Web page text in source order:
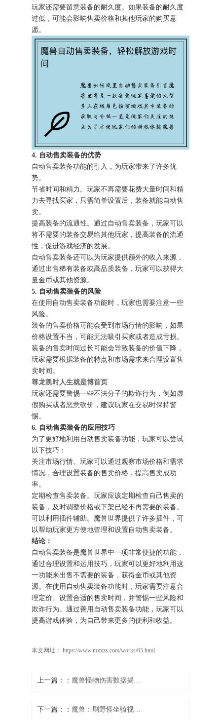
玩家还需要留意装备的耐久度。如果装备的耐久度
过低，可能会影响售卖价格和其他玩家的购买意
愿。
4. 自动售卖装备的优势
自动售卖装备功能的引入，为玩家带来了许多优
势。
节省时间和精力。玩家不再需要花费大量时间和精
力去寻找买家，只需简单设置后，装备就能自动售
卖。
提高装备的流通性。通过自动售卖装备，玩家可以
将不需要的装备交易给其他玩家，提高装备的流通
性，促进游戏经济的发展。
自动售卖装备还可以为玩家提供额外的收入来源，
通过出售稀有装备或高品质装备，玩家可以获得大
量金币或其他资源。
5. 自动售卖装备的风险
在使用自动售卖装备功能时，玩家也需要注意一些
风险。
装备的售卖价格可能会受到市场行情的影响，如果
价格设置不当，可能无法吸引买家或者造成亏损。
装备的售卖时间过长可能会导致装备的价值下降，
玩家需要根据装备的特点和市场需求来合理设置售
卖时间。
尊龙凯时人生就是博首页
玩家还需要警惕一些不法分子的欺诈行为，例如虚
假购买或者恶意砍价，建议玩家在交易时保持警
惕。
6. 自动售卖装备的应用技巧
为了更好地利用自动售卖装备功能，玩家可以尝试
以下技巧：
关注市场行情。玩家可以通过观察市场价格和需求
情况，合理设置装备的售卖价格，提高售卖成功
率。
定期检查售卖装备。玩家应该定期检查自己售卖的
装备，及时调整价格或下架已经不再需要的装备。
可以利用插件辅助。魔兽世界提供了许多插件，可
以帮助玩家更方便地管理和设置自动售卖装备。
结论：
自动售卖装备是魔兽世界中一项非常便捷的功能，
通过合理设置和运用技巧，玩家可以更好地利用这
一功能来出售不需要的装备，获得金币或其他资
源。在使用自动售卖装备功能时，玩家需要注意合
理定价、设置合适的售卖时间，并警惕一些风险和
欺诈行为。通过善用自动售卖装备功能，玩家可以
提高游戏体验，为自己带来更多的便利和收益。
本文网址： https://www.mxxzs.com/works/65.html
上一篇： 魔兽怪物伤害数据揭秘：深入了解对自身伤害的探索
下一篇： 魔兽：刷野怪坐骑视频教程大揭秘